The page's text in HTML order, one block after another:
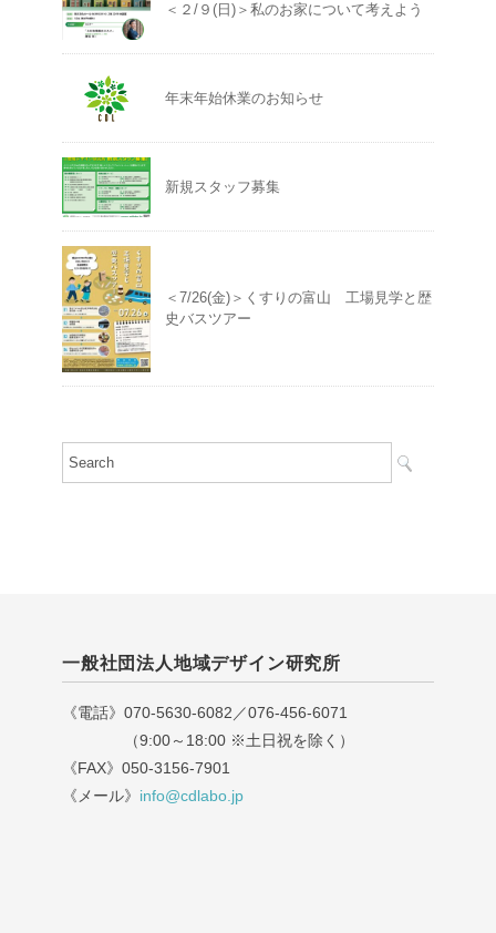
＜２/９(日)＞私のお家について考えよう
年末年始休業のお知らせ
新規スタッフ募集
＜7/26(金)＞くすりの富山 工場見学と歴
史バスツアー
一般社団法人地域デザイン研究所
《電話》070-5630-6082／076-456-6071
（9:00～18:00 ※土日祝を除く）
《FAX》050-3156-7901
《メール》 info@cdlabo.jp